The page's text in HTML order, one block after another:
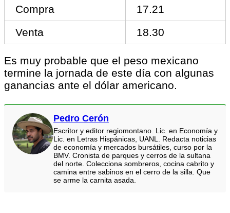
Compra
17.21
Venta
18.30
Es muy probable que el peso mexicano
termine la jornada de este día con algunas
ganancias ante el dólar americano.
Pedro Cerón
Escritor y editor regiomontano. Lic. en Economía y
Lic. en Letras Hispánicas, UANL. Redacta noticias
de economía y mercados bursátiles, curso por la
BMV. Cronista de parques y cerros de la sultana
del norte. Colecciona sombreros, cocina cabrito y
camina entre sabinos en el cerro de la silla. Que
se arme la carnita asada.